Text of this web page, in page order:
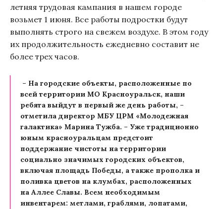
летняя трудовая кампания в нашем городе
возьмет 1 июня. Все работы подростки будут
выполнять строго на свежем воздухе. В этом году
их продолжительность ежедневно составит не
более трех часов.
– На городские объекты, расположенные по
всей территории МО Красноуральск, наши
ребята выйдут в первый же день работы, –
отметила директор МБУ ЦРМ «Молодежная
галактика» Марина Тужба. – Уже традиционно
юным красноуральцам предстоит
поддержание чистоты на территории
социально значимых городских объектов,
включая площадь Победы, а также прополка и
поливка цветов на клумбах, расположенных
на Аллее Славы. Всем необходимым
инвентарем: метлами, граблями, лопатами,